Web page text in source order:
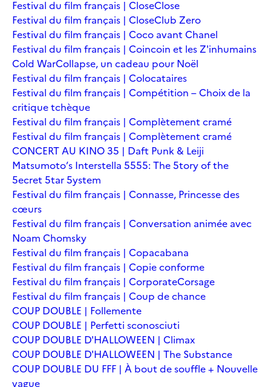
Festival du film français | CloseClose
Festival du film français | CloseClub Zero
Festival du film français | Coco avant Chanel
Festival du film français | Coincoin et les Z'inhumains
Cold WarCollapse, un cadeau pour Noël
Festival du film français | Colocataires
Festival du film français | Compétition – Choix de la
critique tchèque
Festival du film français | Complètement cramé
Festival du film français | Complètement cramé
CONCERT AU KINO 35 | Daft Punk & Leiji
Matsumoto’s Interstella 5555: The 5tory of the
5ecret 5tar 5ystem
Festival du film français | Connasse, Princesse des
cœurs
Festival du film français | Conversation animée avec
Noam Chomsky
Festival du film français | Copacabana
Festival du film français | Copie conforme
Festival du film français | CorporateCorsage
Festival du film français | Coup de chance
COUP DOUBLE | Follemente
COUP DOUBLE | Perfetti sconosciuti
COUP DOUBLE D'HALLOWEEN | Climax
COUP DOUBLE D'HALLOWEEN | The Substance
COUP DOUBLE DU FFF | À bout de souffle + Nouvelle
vague